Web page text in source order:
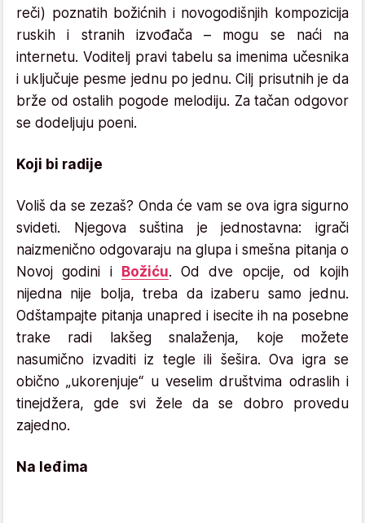
reči) poznatih božićnih i novogodišnjih kompozicija
ruskih i stranih izvođača – mogu se naći na
internetu. Voditelj pravi tabelu sa imenima učesnika
i uključuje pesme jednu po jednu. Cilj prisutnih je da
brže od ostalih pogode melodiju. Za tačan odgovor
se dodeljuju poeni.
Koji bi radije
Voliš da se zezaš? Onda će vam se ova igra sigurno
svideti. Njegova suština je jednostavna: igrači
naizmenično odgovaraju na glupa i smešna pitanja o
Novoj godini i Božiću. Od dve opcije, od kojih
nijedna nije bolja, treba da izaberu samo jednu.
Odštampajte pitanja unapred i isecite ih na posebne
trake radi lakšeg snalaženja, koje možete
nasumično izvaditi iz tegle ili šešira. Ova igra se
obično „ukorenjuje“ u veselim društvima odraslih i
tinejdžera, gde svi žele da se dobro provedu
zajedno.
Na leđima